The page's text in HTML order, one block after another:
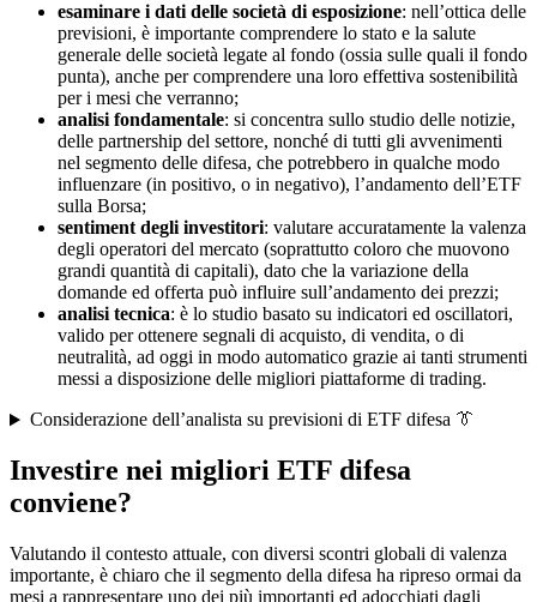
esaminare i dati delle società di esposizione: nell’ottica delle
previsioni, è importante comprendere lo stato e la salute
generale delle società legate al fondo (ossia sulle quali il fondo
punta), anche per comprendere una loro effettiva sostenibilità
per i mesi che verranno;
analisi fondamentale: si concentra sullo studio delle notizie,
delle partnership del settore, nonché di tutti gli avvenimenti
nel segmento delle difesa, che potrebbero in qualche modo
influenzare (in positivo, o in negativo), l’andamento dell’ETF
sulla Borsa;
sentiment degli investitori: valutare accuratamente la valenza
degli operatori del mercato (soprattutto coloro che muovono
grandi quantità di capitali), dato che la variazione della
domande ed offerta può influire sull’andamento dei prezzi;
analisi tecnica: è lo studio basato su indicatori ed oscillatori,
valido per ottenere segnali di acquisto, di vendita, o di
neutralità, ad oggi in modo automatico grazie ai tanti strumenti
messi a disposizione delle migliori piattaforme di trading.
Considerazione dell’analista su previsioni di ETF difesa 👔
Investire nei migliori ETF difesa
conviene?
Valutando il contesto attuale, con diversi scontri globali di valenza
importante, è chiaro che il segmento della difesa ha ripreso ormai da
mesi a rappresentare uno dei più importanti ed adocchiati dagli